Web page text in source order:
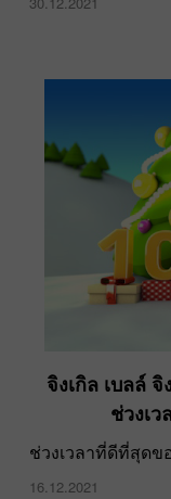
จิงเกิล เบลล์ จิ
ช่วงเ
ช่วงเวลาที่ดีที่สุดข
16.12.2021